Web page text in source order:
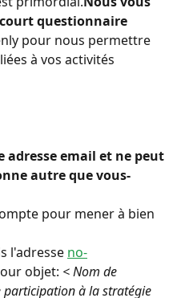
questionnaire
pour nous permettre
à vos activités
adresse email et ne peut
autre que vous-
pour mener à bien
l'adresse no-
objet: < Nom de
participation à la stratégie